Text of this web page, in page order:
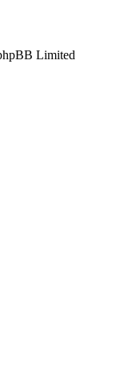
Limited